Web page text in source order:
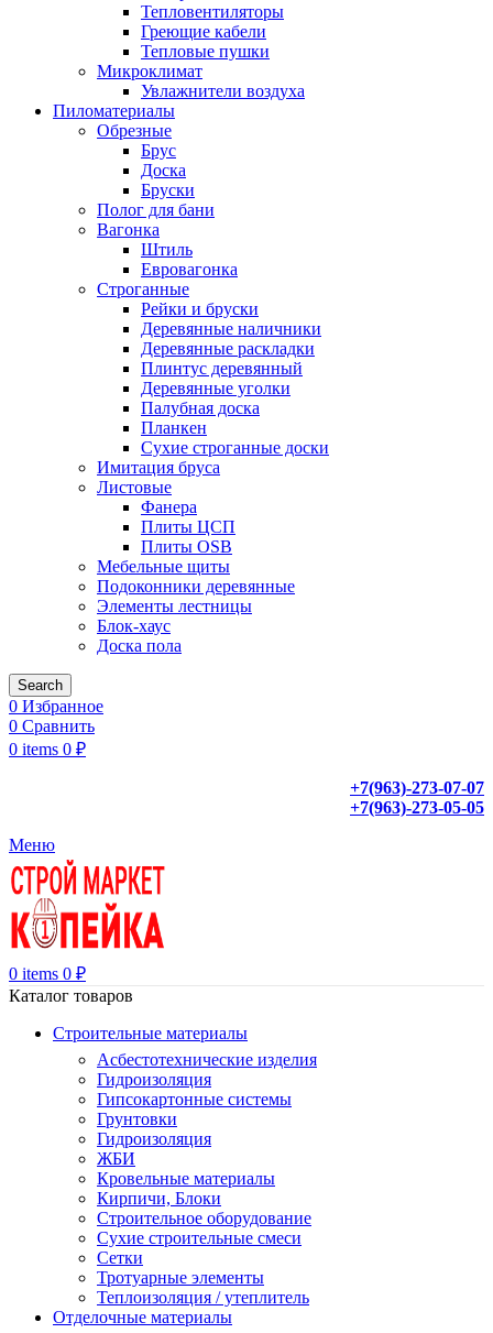
Тепловентиляторы
Греющие кабели
Тепловые пушки
Микроклимат
Увлажнители воздуха
Пиломатериалы
Обрезные
Брус
Доска
Бруски
Полог для бани
Вагонка
Штиль
Евровагонка
Строганные
Рейки и бруски
Деревянные наличники
Деревянные раскладки
Плинтус деревянный
Деревянные уголки
Палубная доска
Планкен
Сухие строганные доски
Имитация бруса
Листовые
Фанера
Плиты ЦСП
Плиты OSB
Мебельные щиты
Подоконники деревянные
Элементы лестницы
Блок-хаус
Доска пола
Search
0 Избранное
0 Сравнить
0 items 0 ₽
+7(963)-273-07-07
+7(963)-273-05-05
Меню
0 items 0 ₽
Каталог товаров
Строительные материалы
Асбестотехнические изделия
Гидроизоляция
Гипсокартонные системы
Грунтовки
Гидроизоляция
ЖБИ
Кровельные материалы
Кирпичи, Блоки
Строительное оборудование
Сухие строительные смеси
Сетки
Тротуарные элементы
Теплоизоляция / утеплитель
Отделочные материалы